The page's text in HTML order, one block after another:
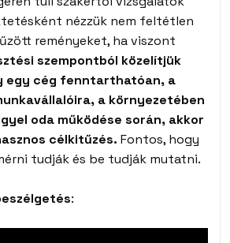
nézzük nem feltétlen
reményeket, ha viszont
szempontból közelítjük
egy cég fenntarthatóan, a
a környezetében
oda működése során, akkor
célkitűzés. Fontos, hogy
tudják és be tudják mutatni.
: